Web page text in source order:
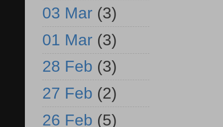
03 Mar (3)
01 Mar (3)
28 Feb (3)
27 Feb (2)
26 Feb (5)